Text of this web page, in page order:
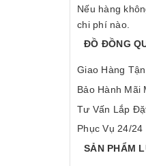
Nếu hàng
chi phí nào.
ĐỒ ĐỒNG
Giao Hàng
Bảo Hành Mãi
Tư Vấn Lắp
Phục Vụ 24/24
SẢN PHẨM